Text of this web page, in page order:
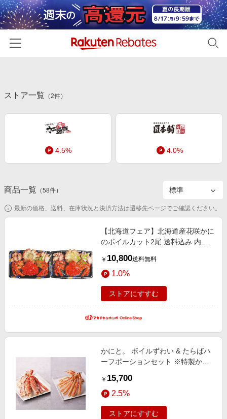
カテゴリー一覧
百貨店・総合ECモール
ファッション・インナー・小物
食品・スイーツ・お酒
家電・PC・スマホ・カメラ
スポーツ・アウトドア・ゴルフ
インテリア・寝具
金融・マネー・保険
ビジネス・その他サービス
初回購入者限定特典
新着ストアのご紹介
電子書籍特集
旅行特集
わくわく夏特集
Apple公式サイト×楽天カード分割払い
Samsung ボーナスキャンペーン
週末の高還元 夏の長期版
友達紹介
楽天IDでログイン/会員登録
ストア一覧 （2件）
4.5% 4.0%
商品一覧 （58件）
最新の価格、送料、在庫状況と決済方法は遷移先ページでご確認ください。
【北海道フェア】北海道産花咲かに
のボイルカット2尾 送料込み 内祝
ト 惣菜・缶詰・佃煮・調味料
￥ 10,800送料無料
1.0%
ストアにすすむ
かにと。 ボイルずわい & たらばハ
ーフポーションセット ※特製かに
伊勢丹/公式】
￥ 15,700
2.5%
ストアにすすむ